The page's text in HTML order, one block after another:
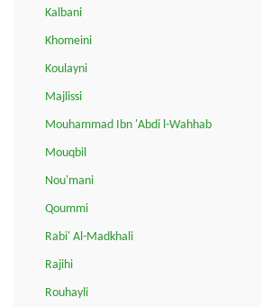
Kalbani
Khomeini
Koulayni
Majlissi
Mouhammad Ibn 'Abdi l-Wahhab
Mouqbil
Nou'mani
Qoummi
Rabi' Al-Madkhali
Rajihi
Rouhayli